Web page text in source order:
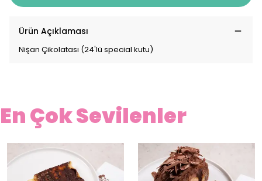
Ürün Açıklaması
Nişan Çikolatası (24'lü special kutu)
En Çok Sevilenler